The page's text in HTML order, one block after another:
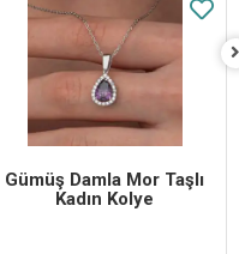
Gümüş Damla Mor Taşlı
Kadın Kolye